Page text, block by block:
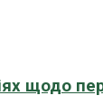
щодо